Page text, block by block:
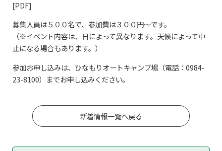
[PDF]
募集人員は５００名で、参加費は３００円～です。
（※イベント内容は、日によって異なります。天候によって中
止になる場合もあります。）
参加お申し込みは、ひなもりオートキャンプ場（電話：0984-
23-8100）までお申し込みください。
新着情報一覧へ戻る